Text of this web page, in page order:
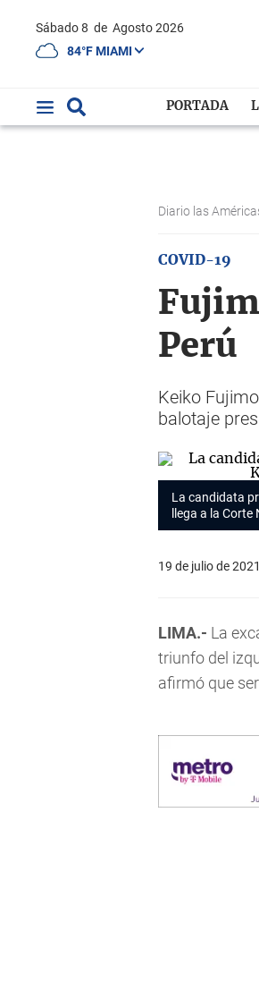
Sábado 8 de Agosto 2026
84°F MIAMI
PORTADA
Diario las
COVID-19
Perú
Keiko
balotaje
La candidata
llega a la
19 de julio de
LIMA.- La
triunfo del
afirmó que